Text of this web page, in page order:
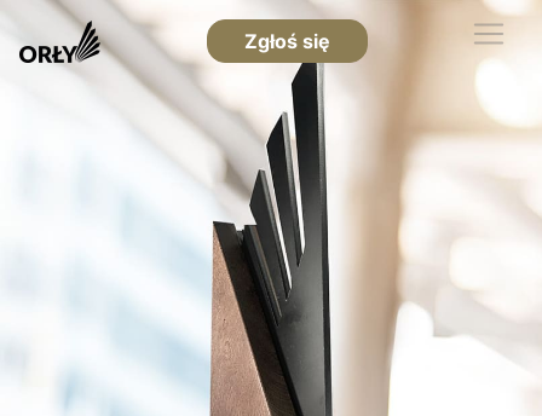
Zgłoś się